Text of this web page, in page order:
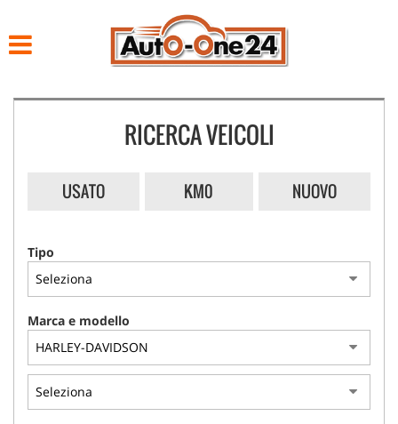
NOLEGGIO
CONTATTI
RICERCA VEICOLI
USATO KM0 NUOVO
Tipo
Marca e modello